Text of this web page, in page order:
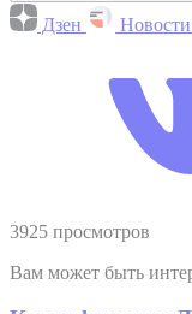
Дзен Новости
3925 просмотров
Вам может быть